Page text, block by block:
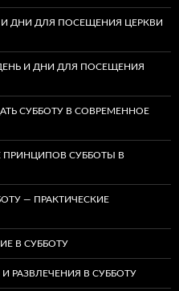
ДНИ ДЛЯ ПОСЕЩЕНИЯ ЦЕРКВИ
И ДНИ ДЛЯ ПОСЕЩЕНИЯ
СУББОТУ В СОВРЕМЕННОЕ
ПРИНЦИПОВ СУББОТЫ В
— ПРАКТИЧЕСКИЕ
В СУББОТУ
РАЗВЛЕЧЕНИЯ В СУББОТУ